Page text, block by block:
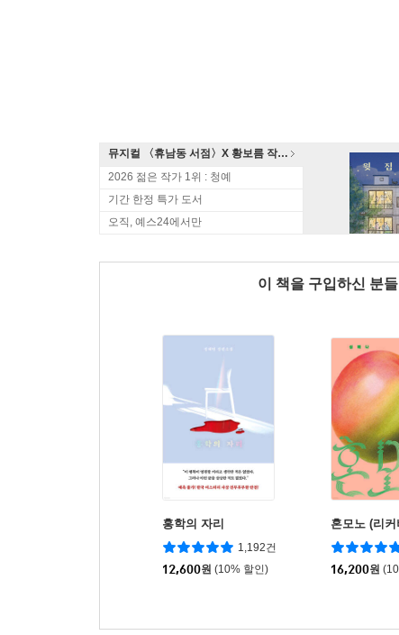
뮤지컬 〈휴남동 서점〉X 황보름 작가 북토크
2026 젊은 작가 1위 : 청예
기간 한정 특가 도서
오직, 예스24에서만
이 책을 구입하신 분들
홍학의 자리
1,192건
12,600원 (10% 할인)
혼모노 (리커
16,200원